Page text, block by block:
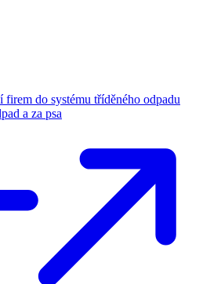
firem do systému tříděného odpadu
a za psa